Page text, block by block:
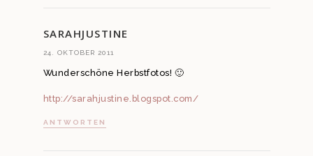
SARAHJUSTINE
24. OKTOBER 2011
Wunderschöne Herbstfotos! 🙂
http://sarahjustine.blogspot.com/
ANTWORTEN